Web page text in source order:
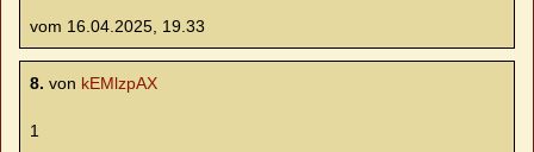
vom 16.04.2025, 19.33
8. von kEMlzpAX
1